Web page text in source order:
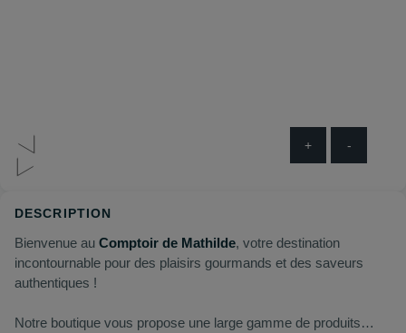
+ -
DESCRIPTION
Bienvenue au Comptoir de Mathilde, votre destination
incontournable pour des plaisirs gourmands et des saveurs
authentiques !
Notre boutique vous propose une large gamme de produits